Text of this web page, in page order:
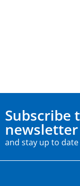
Subscribe
newsletter
and stay up to date